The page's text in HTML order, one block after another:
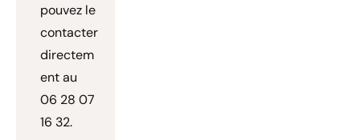
pouvez le
contacter
directem
ent au
06 28 07
16 32.